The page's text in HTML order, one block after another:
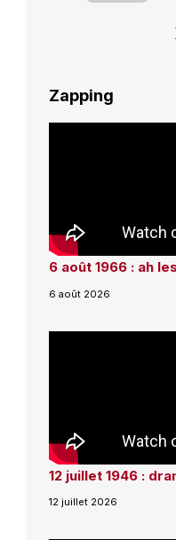
Zapping
6 août 1966 : ah
6 août 2026
12 juillet 1946 :
12 juillet 2026